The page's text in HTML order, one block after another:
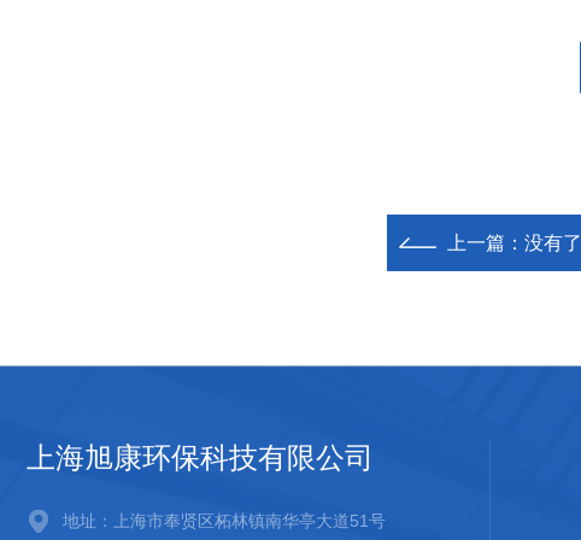
上一篇：没有了
上海旭康环保科技有限公司
地址：上海市奉贤区柘林镇南华亭大道51号